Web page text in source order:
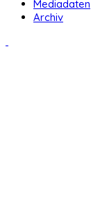
Mediadaten
Archiv